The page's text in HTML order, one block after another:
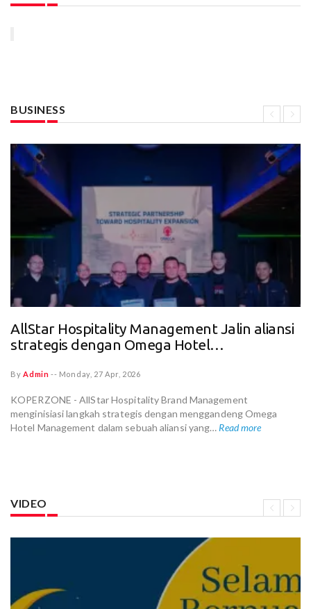
BUSINESS
AllStar Hospitality Management Jalin aliansi
strategis dengan Omega Hotel
Hotel Lifestyle
ByAdmin -- Monday, 27 Apr, 2026
KOPERZONE - AllStar Hospitality Brand Management
menginisiasi langkah strategis dengan menggandeng Omega
Hotel Management dalam sebuah aliansi yang… Read more
VIDEO